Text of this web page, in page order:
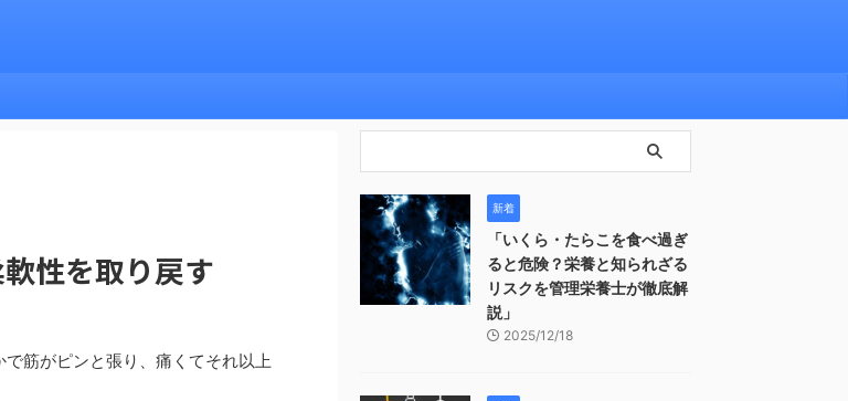
性を取り戻す
筋がピンと張り、痛くてそれ以上
新着
「いくら・たらこを食べ過ぎ
ると危険？栄養と知られざる
リスクを管理栄養士が徹底解
説」
2025/12/18